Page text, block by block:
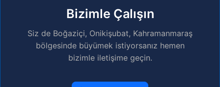
Bizimle Çalışın
Siz de Boğaziçi, Onikişubat, Kahramanmaraş
bölgesinde büyümek istiyorsanız hemen
bizimle iletişime geçin.